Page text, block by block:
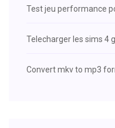
Test jeu performance
Telecharger les sims 4
Convert mkv to mp3